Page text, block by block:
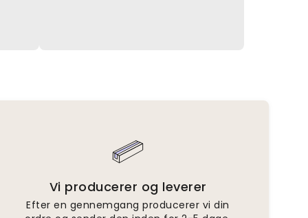
Vi producerer og leverer
Efter en gennemgang producerer vi din